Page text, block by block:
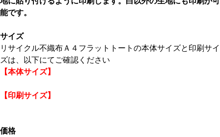
能です。
サイズ
リサイクル不織布Ａ４フラットトートの本体サイズと印刷サイ
ズは、以下にてご確認ください
【本体サイズ】
【印刷サイズ】
価格